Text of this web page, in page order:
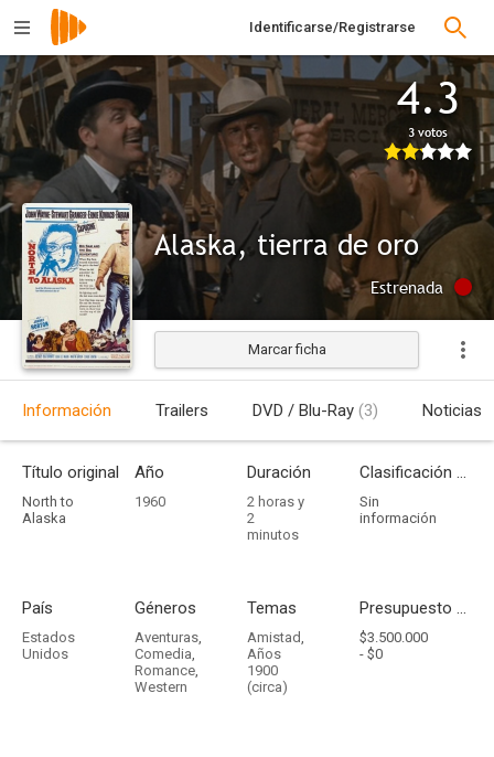
Identificarse/Registrarse
4.3
3 votos
Alaska, tierra de oro
Estrenada
Marcar ficha
Información Trailers DVD / Blu-Ray (3) Noticias
Título original
North to
Alaska
Año
1960
Duración
2 horas y
2
minutos
Clasificación por edades
Sin
información
País
Estados
Unidos
Géneros
Aventuras,
Comedia,
Romance,
Western
Temas
Amistad,
Años
1900
(circa)
Presupuesto - Ingresos
$3.500.000
- $0